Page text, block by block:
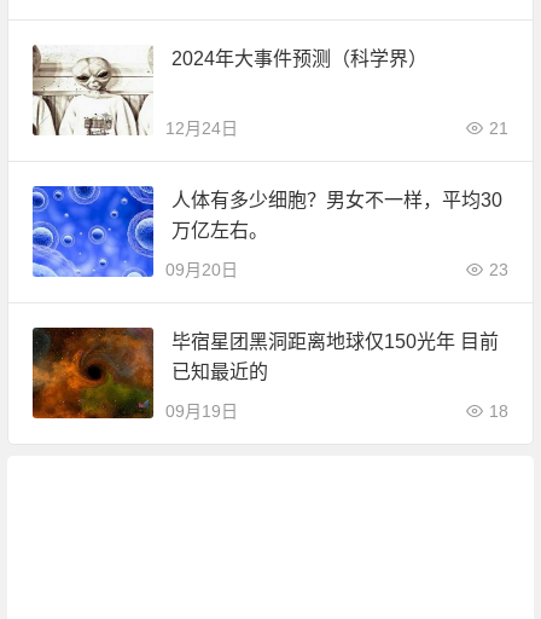
2024年大事件预测（科学界）
12月24日 21
人体有多少细胞？男女不一样，平均30
万亿左右。
09月20日 23
毕宿星团黑洞距离地球仅150光年 目前
已知最近的
09月19日 18